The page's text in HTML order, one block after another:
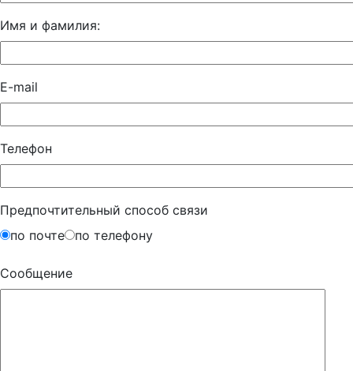
Имя и фамилия:
E-mail
Телефон
Предпочтительный способ связи
по почте
по телефону
Сообщение